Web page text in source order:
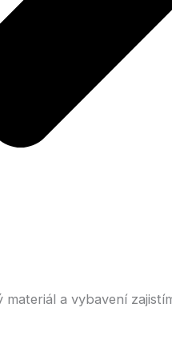
materiál a vybavení